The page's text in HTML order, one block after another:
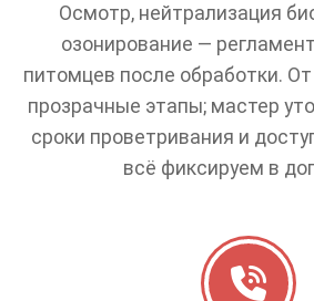
Осмотр, нейтрализация
озонирование —
питомцев после обработки.
прозрачные этапы; мастер
сроки проветривания и
всё фиксируем в